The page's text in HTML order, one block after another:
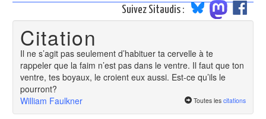
Suivez Sitaudis :
Citation
Il ne s’agit pas seulement d’habituer ta cervelle à te
rappeler que la faim n’est pas dans le ventre. Il faut que ton
ventre, tes boyaux, le croient eux aussi. Est-ce qu’ils le
pourront?
William Faulkner
Toutes les citations